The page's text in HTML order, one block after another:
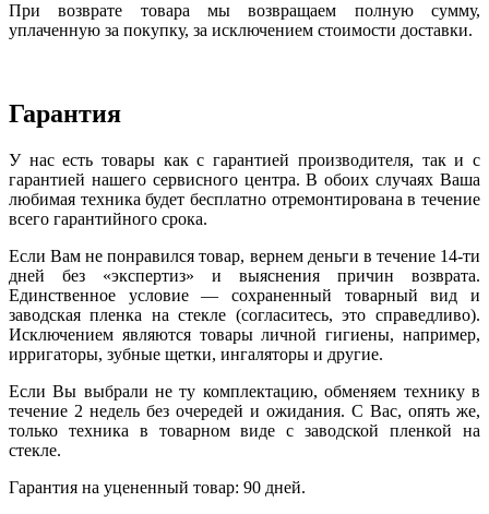
При возврате товара мы возвращаем полную сумму,
уплаченную за покупку, за исключением стоимости доставки.
Гарантия
У нас есть товары как с гарантией производителя, так и с
гарантией нашего сервисного центра. В обоих случаях Ваша
любимая техника будет бесплатно отремонтирована в течение
всего гарантийного срока.
Если Вам не понравился товар, вернем деньги в течение 14-ти
дней без «экспертиз» и выяснения причин возврата.
Единственное условие — сохраненный товарный вид и
заводская пленка на стекле (согласитесь, это справедливо).
Исключением являются товары личной гигиены, например,
ирригаторы, зубные щетки, ингаляторы и другие.
Если Вы выбрали не ту комплектацию, обменяем технику в
течение 2 недель без очередей и ожидания. С Вас, опять же,
только техника в товарном виде с заводской пленкой на
стекле.
Гарантия на уцененный товар: 90 дней.